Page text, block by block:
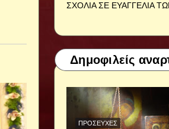
ΣΧΟΛΙΑ ΣΕ ΕΥΑΓΓΕΛΙΑ
Δημοφιλείς
ΠΡΟΣΕΥΧΈΣ